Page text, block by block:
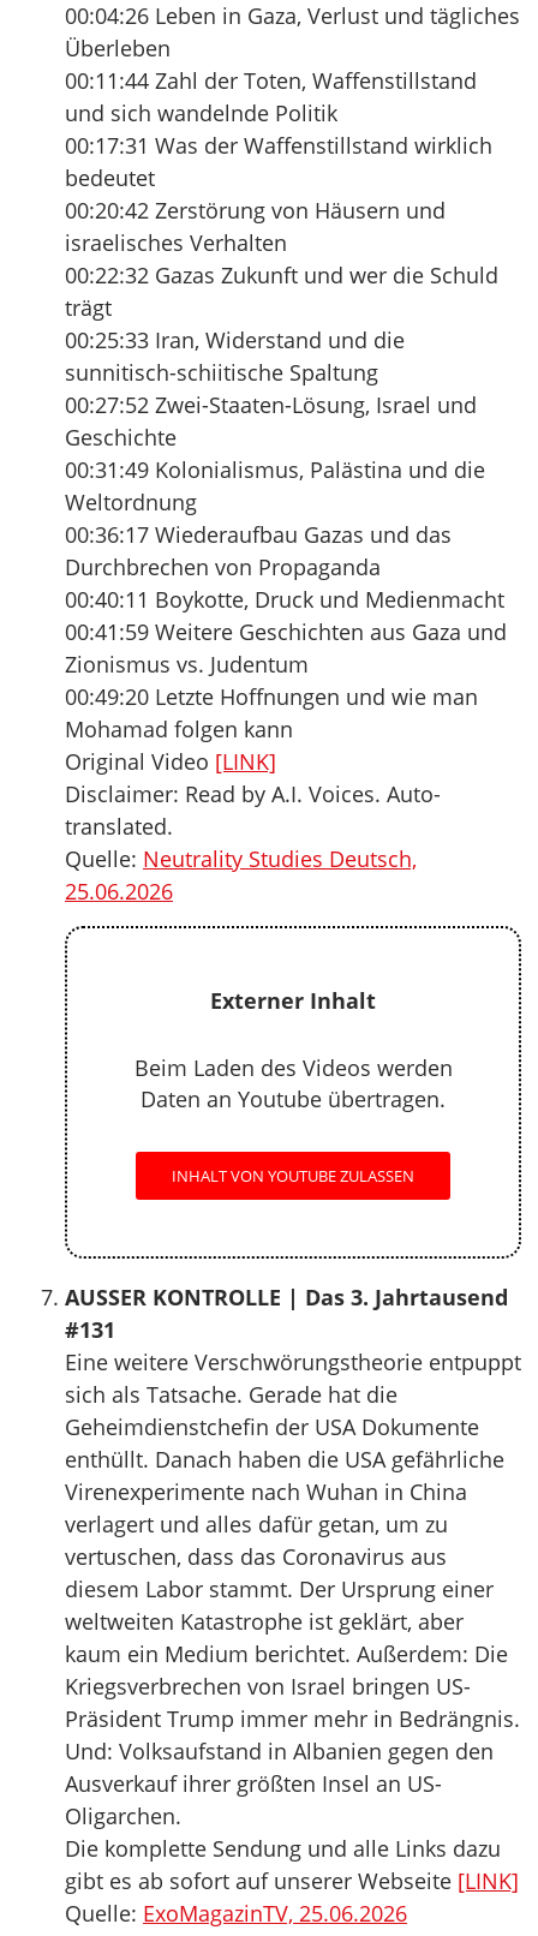
00:04:26 Leben in Gaza, Verlust und tägliches
Überleben
00:11:44 Zahl der Toten, Waffenstillstand
und sich wandelnde Politik
00:17:31 Was der Waffenstillstand wirklich
bedeutet
00:20:42 Zerstörung von Häusern und
israelisches Verhalten
00:22:32 Gazas Zukunft und wer die Schuld
trägt
00:25:33 Iran, Widerstand und die
sunnitisch-schiitische Spaltung
00:27:52 Zwei-Staaten-Lösung, Israel und
Geschichte
00:31:49 Kolonialismus, Palästina und die
Weltordnung
00:36:17 Wiederaufbau Gazas und das
Durchbrechen von Propaganda
00:40:11 Boykotte, Druck und Medienmacht
00:41:59 Weitere Geschichten aus Gaza und
Zionismus vs. Judentum
00:49:20 Letzte Hoffnungen und wie man
Mohamad folgen kann
Original Video [LINK]
Disclaimer: Read by A.I. Voices. Auto-
translated.
Quelle: Neutrality Studies Deutsch,
25.06.2026
Externer Inhalt
Beim Laden des Videos werden
Daten an Youtube übertragen.
INHALT VON YOUTUBE ZULASSEN
AUSSER KONTROLLE | Das 3. Jahrtausend
#131
Eine weitere Verschwörungstheorie entpuppt
sich als Tatsache. Gerade hat die
Geheimdienstchefin der USA Dokumente
enthüllt. Danach haben die USA gefährliche
Virenexperimente nach Wuhan in China
verlagert und alles dafür getan, um zu
vertuschen, dass das Coronavirus aus
diesem Labor stammt. Der Ursprung einer
weltweiten Katastrophe ist geklärt, aber
kaum ein Medium berichtet. Außerdem: Die
Kriegsverbrechen von Israel bringen US-
Präsident Trump immer mehr in Bedrängnis.
Und: Volksaufstand in Albanien gegen den
Ausverkauf ihrer größten Insel an US-
Oligarchen.
Die komplette Sendung und alle Links dazu
gibt es ab sofort auf unserer Webseite [LINK]
Quelle: ExoMagazinTV, 25.06.2026